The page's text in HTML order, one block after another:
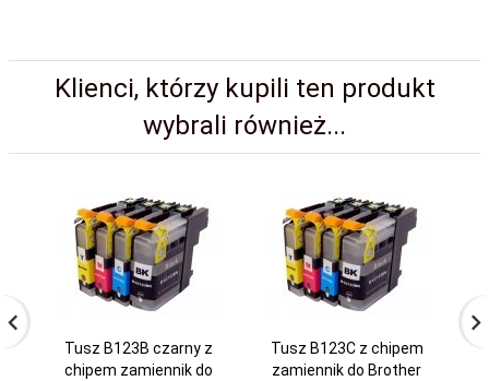
Klienci, którzy kupili ten produkt
wybrali również...
Tusz B123B czarny z
chipem zamiennik do
Tusz B123C z chipem
zamiennik do Brother